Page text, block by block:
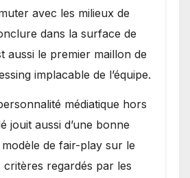
avec les milieux de
dans la surface de
aussi le premier maillon de
implacable de l’équipe.
médiatique hors
jouit aussi d’une bonne
de fair-play sur le
critères regardés par les